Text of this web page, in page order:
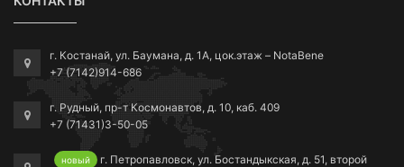
г. Костанай, ул. Баумана, д. 1А, цок.этаж – NotaBene
+7 (7142)914-686
г. Рудный, пр-т Космонавтов, д. 10, каб. 409
+7 (71431)3-50-05
новый
г. Петропавловск, ул. Бостандыкская, д. 51, второй